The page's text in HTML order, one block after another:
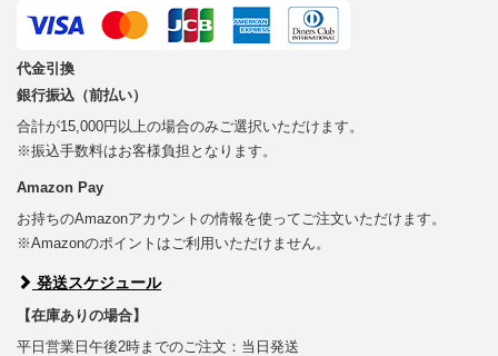
代金引換
銀行振込（前払い）
合計が15,000円以上の場合のみご選択いただけます。
※振込手数料はお客様負担となります。
Amazon Pay
お持ちのAmazonアカウントの情報を使ってご注文いただけます。
※Amazonのポイントはご利用いただけません。
発送スケジュール
【在庫ありの場合】
平日営業日午後2時までのご注文：当日発送